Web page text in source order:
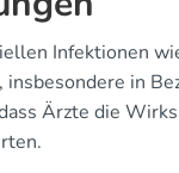
Infektionen
in
Ärzte die